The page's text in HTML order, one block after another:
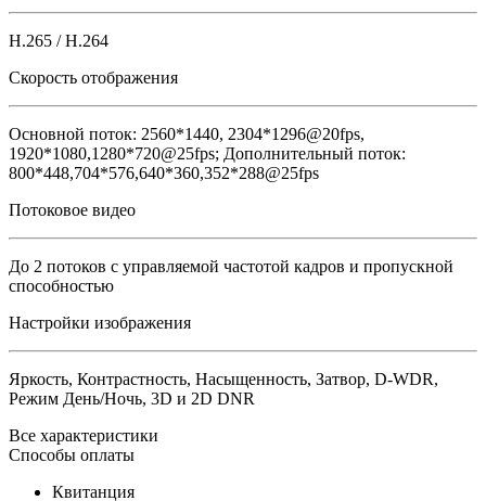
H.265 / H.264
Скорость отображения
Основной поток: 2560*1440, 2304*1296@20fps,
1920*1080,1280*720@25fps; Дополнительный поток:
800*448,704*576,640*360,352*288@25fps
Потоковое видео
До 2 потоков с управляемой частотой кадров и пропускной
способностью
Настройки изображения
Яркость, Контрастность, Насыщенность, Затвор, D-WDR,
Режим День/Ночь, 3D и 2D DNR
Все характеристики
Способы оплаты
Квитанция